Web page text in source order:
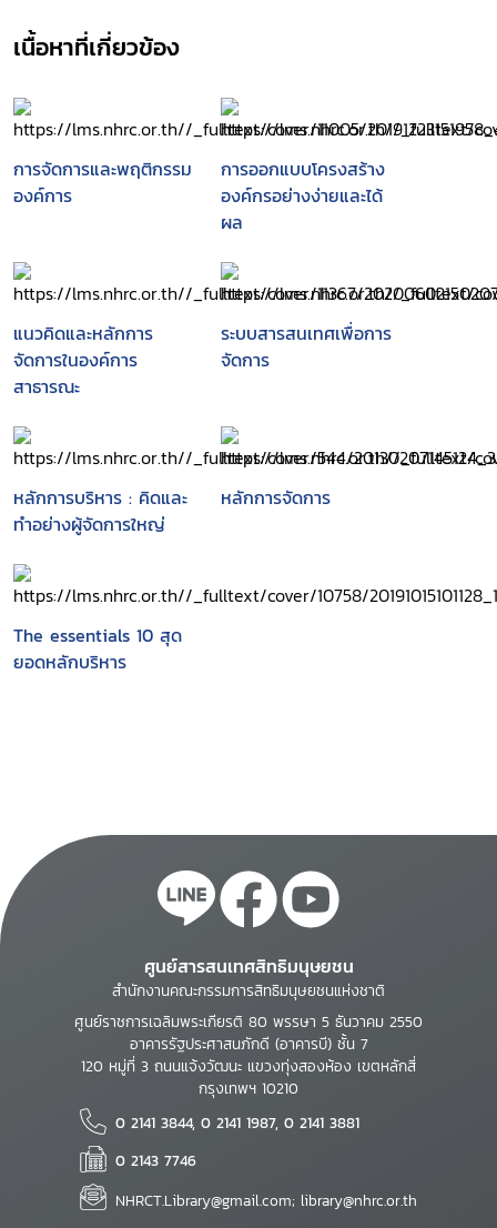
เนื้อหาที่เกี่ยวข้อง
การจัดการและพฤติกรรม
องค์การ
การออกแบบโครงสร้าง
องค์กรอย่างง่ายและได้
ผล
แนวคิดและหลักการ
จัดการในองค์การ
สาธารณะ
ระบบสารสนเทศเพื่อการ
จัดการ
หลักการบริหาร : คิดและ
ทำอย่างผู้จัดการใหญ่
หลักการจัดการ
The essentials 10 สุด
ยอดหลักบริหาร
ศูนย์สารสนเทศสิทธิมนุษยชน
สำนักงานคณะกรรมการสิทธิมนุษยชนแห่งชาติ
ศูนย์ราชการเฉลิมพระเกียรติ 80 พรรษา 5 ธันวาคม 2550
อาคารรัฐประศาสนภักดี (อาคารบี) ชั้น 7
120 หมู่ที่ 3 ถนนแจ้งวัฒนะ แขวงทุ่งสองห้อง เขตหลักสี่
กรุงเทพฯ 10210
0 2141 3844, 0 2141 1987, 0 2141 3881
0 2143 7746
NHRCT.Library@gmail.com; library@nhrc.or.th